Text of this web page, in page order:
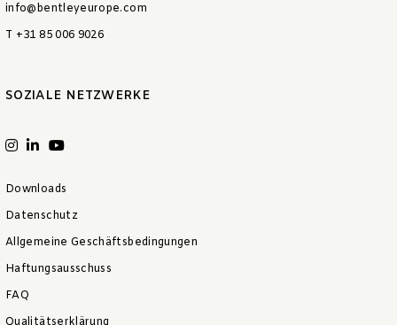
info@bentleyeurope.com
T +31 85 006 9026
SOZIALE NETZWERKE
Downloads
Datenschutz
Allgemeine Geschäftsbedingungen
Haftungsausschuss
FAQ
Qualitätserklärung